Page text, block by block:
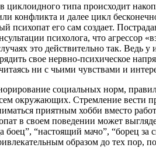
типа происходит
конфликта и далее цикл
психопат его сам создает.
психолога, что агрессор
это действительно так. Ведь у
свое нервно-психическое
ни с чьими чувствами и
социальных норм,
окружающих. Стремление вести
приятным хобби вместо
в своем поведении может
боец”, “настоящий мачо”, “борец
образом до тех пор,